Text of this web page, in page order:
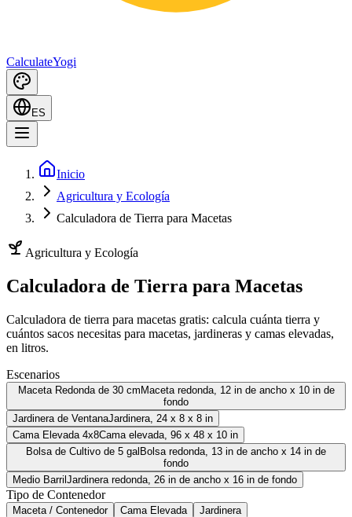
CalculateYogi
ES
Inicio
Agricultura y Ecología
Calculadora de Tierra para Macetas
Agricultura y Ecología
Calculadora de Tierra para Macetas
Calculadora de tierra para macetas gratis: calcula cuánta tierra y
cuántos sacos necesitas para macetas, jardineras y camas elevadas,
en litros.
Escenarios
Maceta Redonda de 30 cmMaceta redonda, 12 in de ancho x 10 in de
fondo
Jardinera de VentanaJardinera, 24 x 8 x 8 in
Cama Elevada 4x8Cama elevada, 96 x 48 x 10 in
Bolsa de Cultivo de 5 galBolsa redonda, 13 in de ancho x 14 in de
fondo
Medio BarrilJardinera redonda, 26 in de ancho x 16 in de fondo
Tipo de Contenedor
Maceta / Contenedor Cama Elevada Jardinera